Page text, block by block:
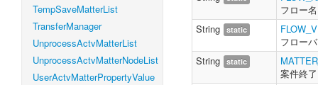
TempSaveMatterList
TransferManager
UnprocessActvMatterList
UnprocessActvMatterNodeList
UserActvMatterPropertyValue
フロー名
String static
フロー
String static
案件終